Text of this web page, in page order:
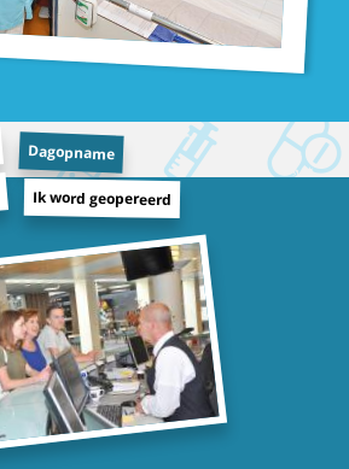
Dagopname
Ik word geopereerd